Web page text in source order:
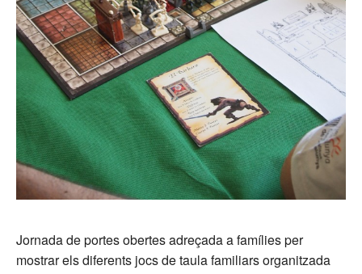
Jornada de portes obertes adreçada a famílies per
mostrar els diferents jocs de taula familiars organitzada